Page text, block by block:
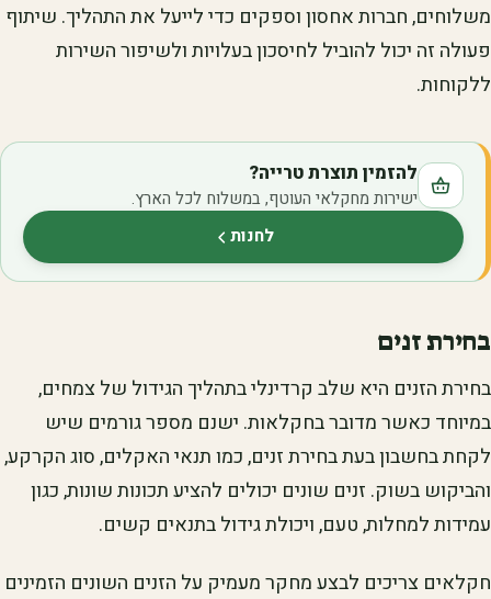
משלוחים, חברות אחסון וספקים כדי לייעל את התהליך. שיתוף
פעולה זה יכול להוביל לחיסכון בעלויות ולשיפור השירות
ללקוחות.
להזמין תוצרת טרייה?
ישירות מחקלאי העוטף, במשלוח לכל הארץ.
לחנות(נפתח בלשונית חדשה)
בחירת זנים
בחירת הזנים היא שלב קרדינלי בתהליך הגידול של צמחים,
במיוחד כאשר מדובר בחקלאות. ישנם מספר גורמים שיש
לקחת בחשבון בעת בחירת זנים, כמו תנאי האקלים, סוג הקרקע,
והביקוש בשוק. זנים שונים יכולים להציע תכונות שונות, כגון
עמידות למחלות, טעם, ויכולת גידול בתנאים קשים.
חקלאים צריכים לבצע מחקר מעמיק על הזנים השונים הזמינים